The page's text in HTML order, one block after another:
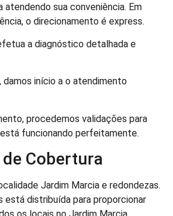
atendendo sua conveniência. Em
o direcionamento é express.
a diagnóstico detalhada e
damos início a o atendimento
procedemos validações para
funcionando perfeitamente.
Cobertura
Jardim Marcia e redondezas.
está distribuída para proporcionar